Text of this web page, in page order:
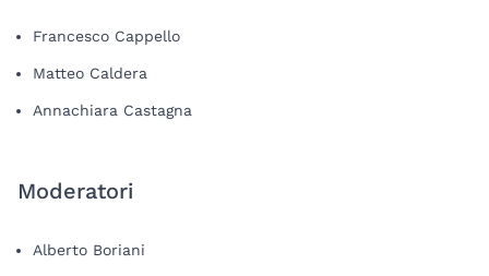
Francesco Cappello
Matteo Caldera
Annachiara Castagna
Moderatori
Alberto Boriani